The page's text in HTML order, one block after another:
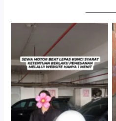
Cityplaza Jatinegara
Gedung Parkir P6A